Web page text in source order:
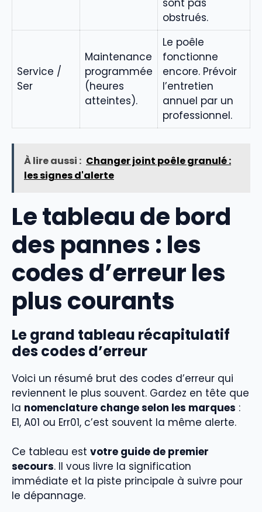
sont pas
obstrués.
Service /
Ser
Maintenance
programmée
(heures
atteintes).
Le poêle
fonctionne
encore. Prévoir
l’entretien
annuel par un
professionnel.
À lire aussi : Changer joint poêle granulé :
les signes d'alerte
Le tableau de bord
des pannes : les
codes d’erreur les
plus courants
Le grand tableau récapitulatif
des codes d’erreur
Voici un résumé brut des codes d’erreur qui
reviennent le plus souvent. Gardez en tête que
la nomenclature change selon les marques :
E1, A01 ou Err01, c’est souvent la même alerte.
Ce tableau est votre guide de premier
secours. Il vous livre la signification
immédiate et la piste principale à suivre pour
le dépannage.